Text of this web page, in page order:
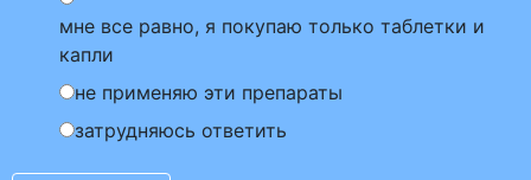
мне все равно, я покупаю только таблетки и
капли
не применяю эти препараты
затрудняюсь ответить